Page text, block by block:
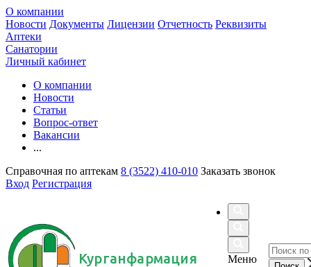
О компании
Новости Документы Лицензии Отчетность Реквизиты
Аптеки
Санатории
Личный кабинет
О компании
Новости
Статьи
Вопрос-ответ
Вакансии
...
Справочная по аптекам 8 (3522) 410-010 Заказать звонок
Вход Регистрация
Курганфармация
Меню